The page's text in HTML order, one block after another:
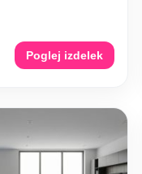
Poglej izdelek